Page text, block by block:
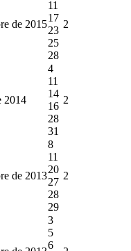
de 2015
11
17
23
25
28
2
2014
4
11
14
16
28
31
2
de 2013
8
11
20
27
28
29
2
3
5
6